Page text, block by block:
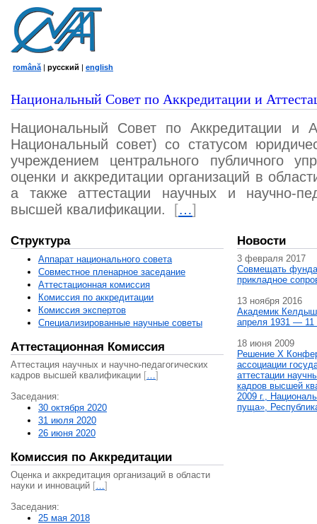
română | русский | english
Национальный Совет по Аккредитации и
Национальный Совет по Аккредитации и
Национальный совет) со статусом
учреждением центрального публичного
оценки и аккредитации организаций в
а также аттестации научных и научно-
высшей квалификации.
[…]
Структура
Аппарат национального совета
Совместное пленарное заседание
Аттестационная комисcия
Комиссия по аккредитации
Комиссия экспертов
Специализированные научные советы
Аттестационная Комиссия
Аттестация научных и научно-педагогических
кадров высшей квалификации […]
Заседания:
30 октября 2020
31 июля 2020
26 июня 2020
Комиссия по Аккредитации
Оценка и аккредитация организаций в области
науки и инноваций […]
Заседания:
25 мая 2018
Новости
3 февраля 2017
Совмещать
прикладное
13 ноября 2016
Академик
апреля 1931 — 11
18 июня 2009
Решение X
ассоциации
аттестации
кадров высшей
2009 г.,
пуща»,